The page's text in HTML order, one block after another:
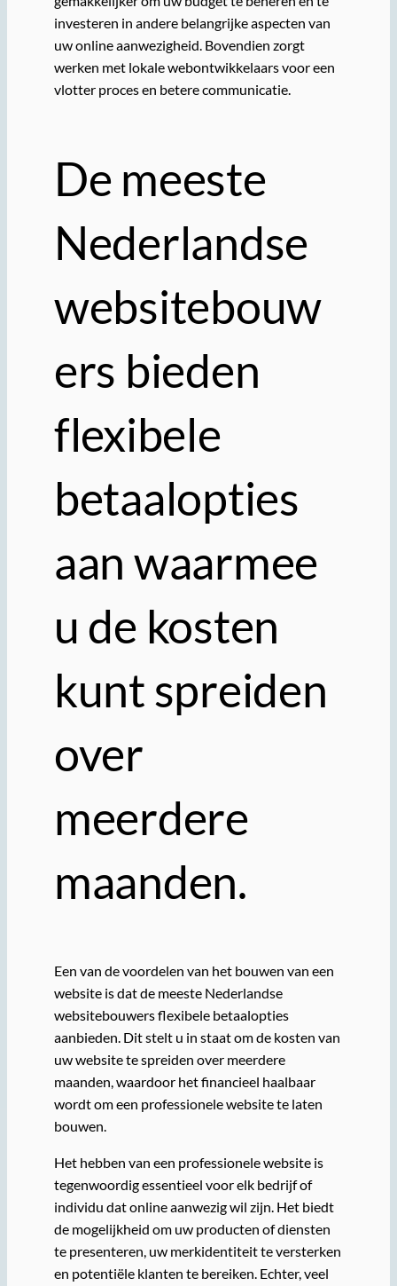
investeren in andere belangrijke aspecten van
uw online aanwezigheid. Bovendien zorgt
werken met lokale webontwikkelaars voor een
vlotter proces en betere communicatie.
De meeste
Nederlandse
websitebouw
ers bieden
flexibele
betaalopties
aan waarmee
u de kosten
kunt spreiden
over
meerdere
maanden.
Een van de voordelen van het bouwen van een
website is dat de meeste Nederlandse
websitebouwers flexibele betaalopties
aanbieden. Dit stelt u in staat om de kosten van
uw website te spreiden over meerdere
maanden, waardoor het financieel haalbaar
wordt om een professionele website te laten
bouwen.
Het hebben van een professionele website is
tegenwoordig essentieel voor elk bedrijf of
individu dat online aanwezig wil zijn. Het biedt
de mogelijkheid om uw producten of diensten
te presenteren, uw merkidentiteit te versterken
en potentiële klanten te bereiken. Echter, veel